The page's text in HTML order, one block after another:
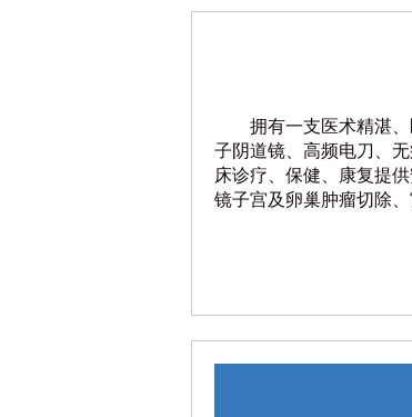
拥有一支医术精湛
子阴道镜、高频电刀、
床诊疗、保健、康复提
镜子宫及卵巢肿瘤切除